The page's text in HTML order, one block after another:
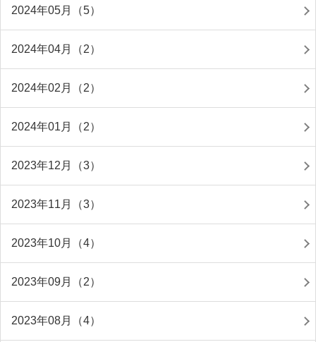
2024年05月（5）
2024年04月（2）
2024年02月（2）
2024年01月（2）
2023年12月（3）
2023年11月（3）
2023年10月（4）
2023年09月（2）
2023年08月（4）